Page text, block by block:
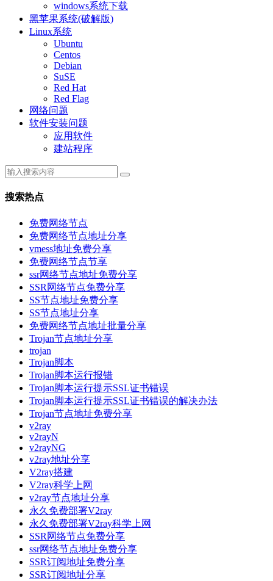
windows系统下载
黑苹果系统(破解版)
Linux系统
Ubuntu
Centos
Debian
SuSE
Red Hat
Red Flag
网络问题
软件安装问题
应用软件
建站程序
搜索热点
免费网络节点
免费网络节点地址分享
vmess地址免费分享
免费网络节点节享
ssr网络节点地址免费分享
SSR网络节点免费分享
SS节点地址免费分享
SS节点地址分享
免费网络节点地址批量分享
Trojan节点地址分享
trojan
Trojan脚本
Trojan脚本运行报错
Trojan脚本运行提示SSL证书错误
Trojan脚本运行提示SSL证书错误的解决办法
Trojan节点地址免费分享
v2ray
v2rayN
v2rayNG
v2ray地址分享
V2ray搭建
V2ray科学上网
v2ray节点地址分享
永久免费部署V2ray
永久免费部署V2ray科学上网
SSR网络节点免费分享
ssr网络节点地址免费分享
SSR订阅地址免费分享
SSR订阅地址分享